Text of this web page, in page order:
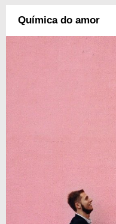
Química do amor